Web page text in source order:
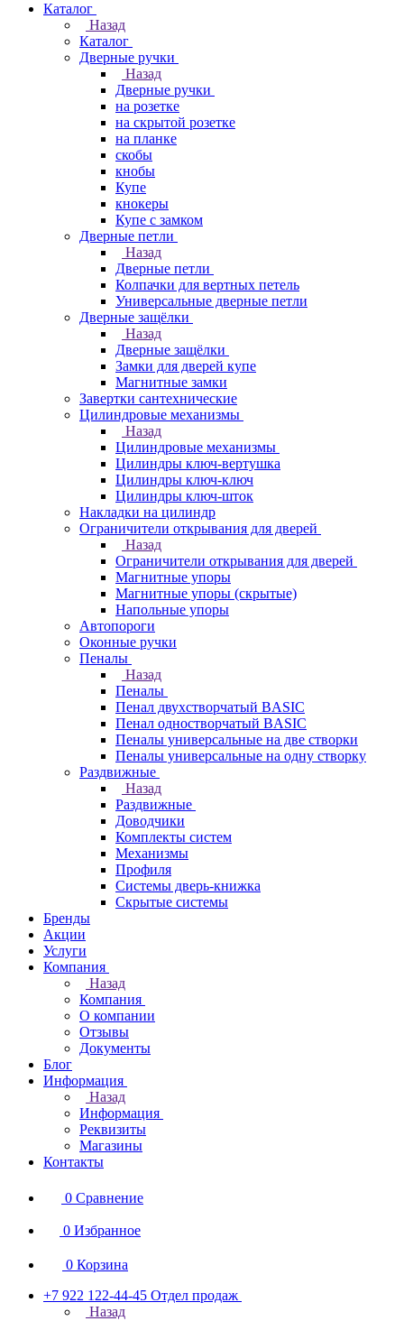
Каталог
Назад
Каталог
Дверные ручки
Назад
Дверные ручки
на розетке
на скрытой розетке
на планке
скобы
кнобы
Купе
кнокеры
Купе с замком
Дверные петли
Назад
Дверные петли
Колпачки для вертных петель
Универсальные дверные петли
Дверные защёлки
Назад
Дверные защёлки
Замки для дверей купе
Магнитные замки
Завертки сантехнические
Цилиндровые механизмы
Назад
Цилиндровые механизмы
Цилиндры ключ-вертушка
Цилиндры ключ-ключ
Цилиндры ключ-шток
Накладки на цилиндр
Ограничители открывания для дверей
Назад
Ограничители открывания для дверей
Магнитные упоры
Магнитные упоры (скрытые)
Напольные упоры
Автопороги
Оконные ручки
Пеналы
Назад
Пеналы
Пенал двухстворчатый BASIC
Пенал одностворчатый BASIC
Пеналы универсальные на две створки
Пеналы универсальные на одну створку
Раздвижные
Назад
Раздвижные
Доводчики
Комплекты систем
Механизмы
Профиля
Системы дверь-книжка
Скрытые системы
Бренды
Акции
Услуги
Компания
Назад
Компания
О компании
Отзывы
Документы
Блог
Информация
Назад
Информация
Реквизиты
Магазины
Контакты
0 Сравнение
0 Избранное
0 Корзина
+7 922 122-44-45 Отдел продаж
Назад